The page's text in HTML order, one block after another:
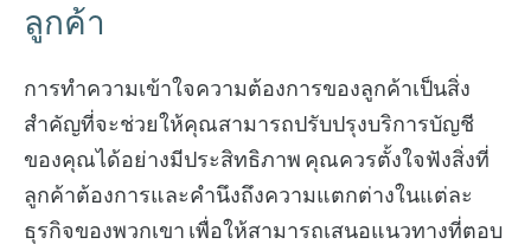
ลูกค้า
การทำความเข้าใจความต้องการของลูกค้าเป็นสิ่ง
สำคัญที่จะช่วยให้คุณสามารถปรับปรุงบริการบัญชี
ของคุณได้อย่างมีประสิทธิภาพ คุณควรตั้งใจฟังสิ่งที่
ลูกค้าต้องการและคำนึงถึงความแตกต่างในแต่ละ
ธุรกิจของพวกเขา เพื่อให้สามารถเสนอแนวทางที่ตอบ